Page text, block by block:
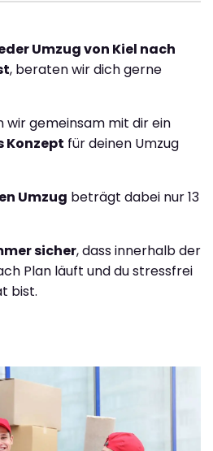
Umzug von Kiel nach
, beraten wir dich gerne
wir gemeinsam mit dir ein
Konzept für deinen Umzug
Umzug beträgt dabei nur 13
sicher, dass innerhalb der
Plan läuft und du stressfrei
bist.